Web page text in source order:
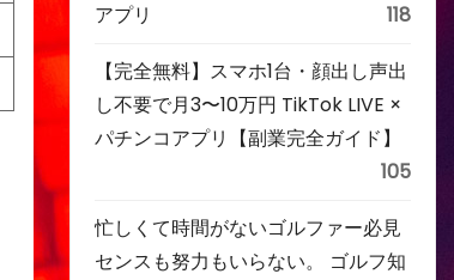
アプリ
118
【完全無料】スマホ1台・顔出し声出
し不要で月3〜10万円 TikTok LIVE ×
パチンコアプリ【副業完全ガイド】
105
忙しくて時間がないゴルファー必見
センスも努力もいらない。 ゴルフ知